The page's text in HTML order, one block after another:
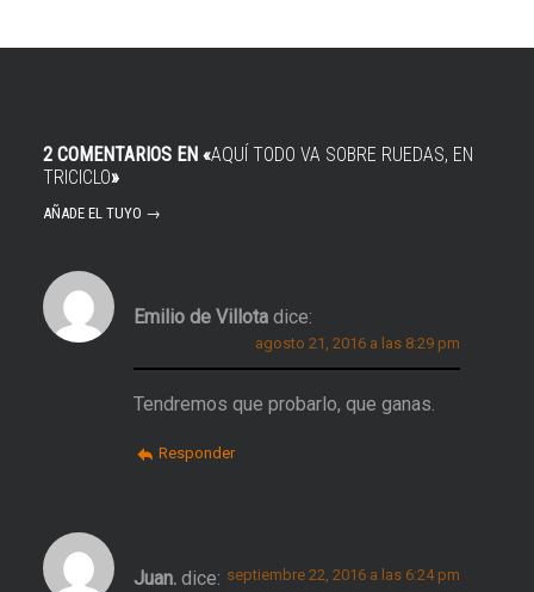
2 COMENTARIOS EN «AQUÍ TODO VA SOBRE RUEDAS, EN
TRICICLO»
AÑADE EL TUYO →
Emilio de Villota dice:
agosto 21, 2016 a las 8:29 pm
Tendremos que probarlo, que ganas.
Responder
Juan. dice: septiembre 22, 2016 a las 6:24 pm